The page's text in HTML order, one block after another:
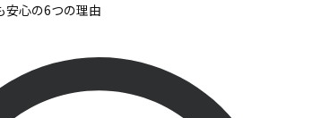
安心の6つの理由